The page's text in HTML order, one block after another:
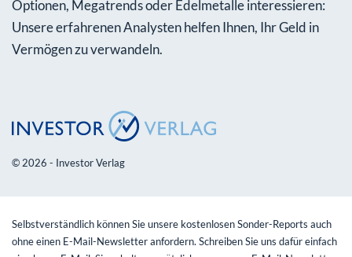
Optionen, Megatrends oder Edelmetalle interessieren:
Unsere erfahrenen Analysten helfen Ihnen, Ihr Geld in
Vermögen zu verwandeln.
© 2026 - Investor Verlag
Selbstverständlich können Sie unsere kostenlosen Sonder-Reports auch
ohne einen E-Mail-Newsletter anfordern. Schreiben Sie uns dafür einfach